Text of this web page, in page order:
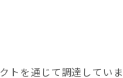
トを通じて調達していま